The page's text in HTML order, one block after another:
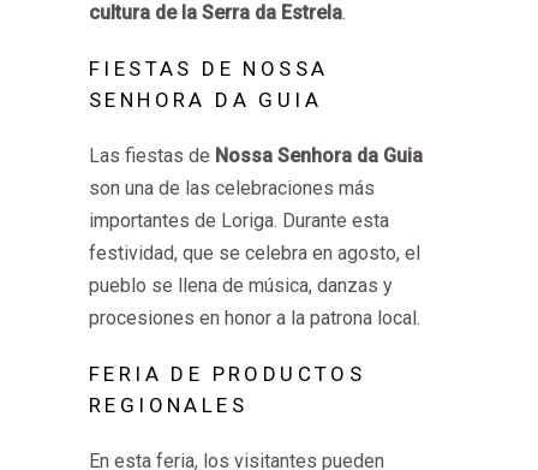
cultura de la Serra da Estrela.
FIESTAS DE NOSSA
SENHORA DA GUIA
Las fiestas de Nossa Senhora da Guia
son una de las celebraciones más
importantes de Loriga. Durante esta
festividad, que se celebra en agosto, el
pueblo se llena de música, danzas y
procesiones en honor a la patrona local.
FERIA DE PRODUCTOS
REGIONALES
En esta feria, los visitantes pueden